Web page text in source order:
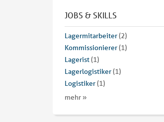
JOBS & SKILLS
Lagermitarbeiter(2)
Kommissionierer(1)
Lagerist(1)
Lagerlogistiker(1)
Logistiker(1)
mehr »